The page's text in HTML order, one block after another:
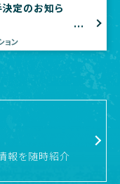
定のお知ら
ョン
報を随時紹介